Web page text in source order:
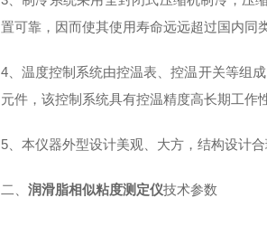
置可靠，因而使其使用寿命远远超过国内同
4、温度控制系统由控温表、控温开关等组
元件，该控制系统具有控温精度高长期工作
5、本仪器外型设计美观、大方，结构设计
二、 润滑脂相似粘度测定仪技术参数